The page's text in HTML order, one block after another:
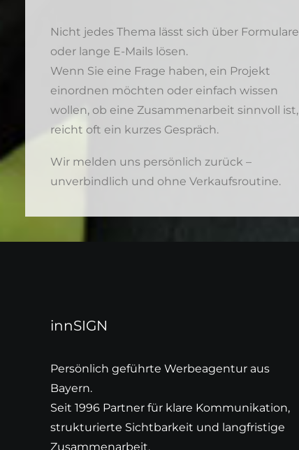
Nicht jedes Thema lässt sich über Formulare
oder lange E-Mails lösen.
Wenn Sie eine Frage haben, ein Projekt
einordnen möchten oder einfach wissen
wollen, ob eine Zusammenarbeit sinnvoll ist,
reicht oft ein kurzes Gespräch.
Wir melden uns persönlich zurück –
unverbindlich und ohne Verkaufsroutine.
innSIGN
Persönlich geführte Werbeagentur aus
Bayern.
Seit 1996 Partner für klare Kommunikation,
strukturierte Sichtbarkeit und langfristige
Zusammenarbeit.